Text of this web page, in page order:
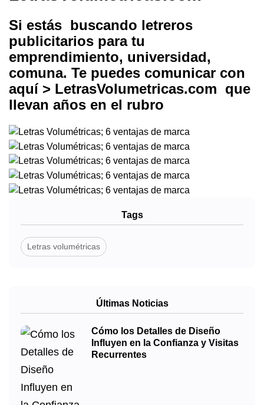
Si estás buscando letreros
publicitarios para tu
emprendimiento, universidad,
comuna. Te puedes comunicar con
aquí > LetrasVolumetricas.com que
llevan años en el rubro
Tags
Letras volumétricas
Últimas Noticias
Cómo los Detalles de Diseño
Influyen en la Confianza y Visitas
Recurrentes